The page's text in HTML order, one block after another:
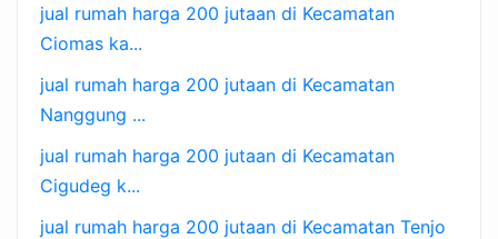
jual rumah harga 200 jutaan di Kecamatan
Ciomas ka...
jual rumah harga 200 jutaan di Kecamatan
Nanggung ...
jual rumah harga 200 jutaan di Kecamatan
Cigudeg k...
jual rumah harga 200 jutaan di Kecamatan Tenjo